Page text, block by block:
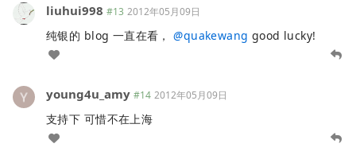
liuhui998 #13 2012年05月09日
纯银的 blog 一直在看，@quakewang good lucky!
young4u_amy #14 2012年05月09日
支持下 可惜不在上海